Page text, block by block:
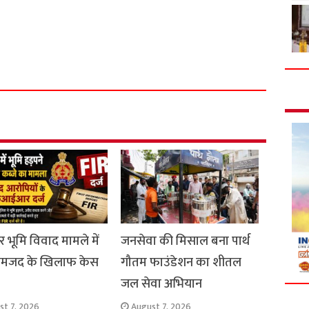
भूमि विवाद मामले में
के खिलाफ केस
जनसेवा की मिसाल बना पार्थ
गौतम फाउंडेशन का शीतल
जल सेवा अभियान